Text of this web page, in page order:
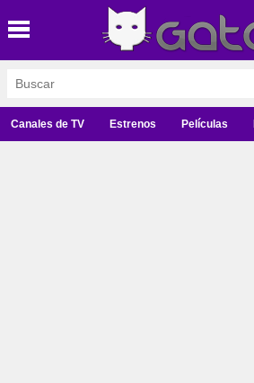
Canales de TV Estrenos Películas